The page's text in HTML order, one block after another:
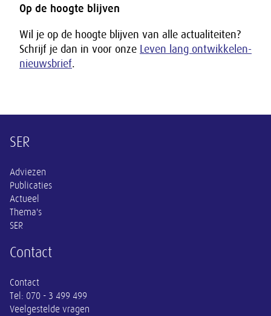
Op de hoogte blijven
Wil je op de hoogte blijven van alle actualiteiten?
Schrijf je dan in voor onze Leven lang ontwikkelen-
nieuwsbrief.
Overige informatie
SER
Adviezen
Publicaties
Actueel
Thema's
SER
Contact
Contact
Tel: 070 - 3 499 499
Veelgestelde vragen